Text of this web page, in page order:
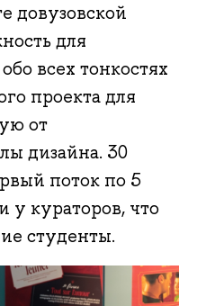
довузовской
для
всех тонкостях
проекта для
от
дизайна. 30
поток по 5
у кураторов, что
студенты.